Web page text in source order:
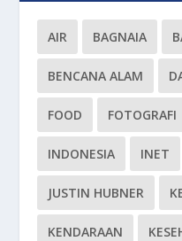
AIR BAGNAIA
BENCANA ALAM
FOOD FOTOGRAFI
INDONESIA INET
JUSTIN HUBNER
KENDARAAN